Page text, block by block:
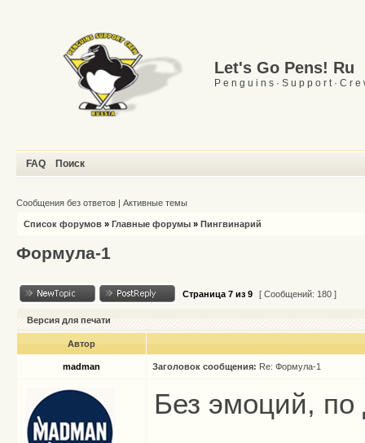
Let's Go Pens! Ru
P e n g u i n s · S u p p o r t · C r e
FAQ Поиск
Сообщения без ответов | Активные темы
Список форумов » Главные форумы » Пингвинарий
Формула-1
Страница 7 из 9 [ Сообщений: 180 ]
Версия для печати
Автор
madman Заголовок сообщения: Re: Формула-1
Без эмоций,